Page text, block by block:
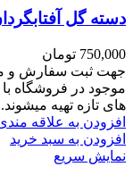
دسته گل
750,000 تومان
جهت ثبت سفارش و
موجود در فروشگاه با
های تازه تهیه
افزودن به علاقه
افزودن به سبد خرید
نمایش سریع